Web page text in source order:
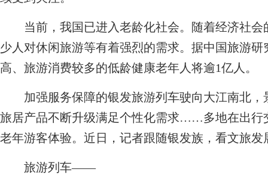
当前，我国已进入老龄化社会。随着经济社会
少人对休闲旅游等有着强烈的需求。据中国旅游
高、旅游消费较多的低龄健康老年人将逾1亿人。
加强服务保障的银发旅游列车驶向大江南北，
旅居产品不断升级满足个性化需求……多地在出行
老年游客体验。近日，记者跟随银发族，看文旅发
旅游列车——